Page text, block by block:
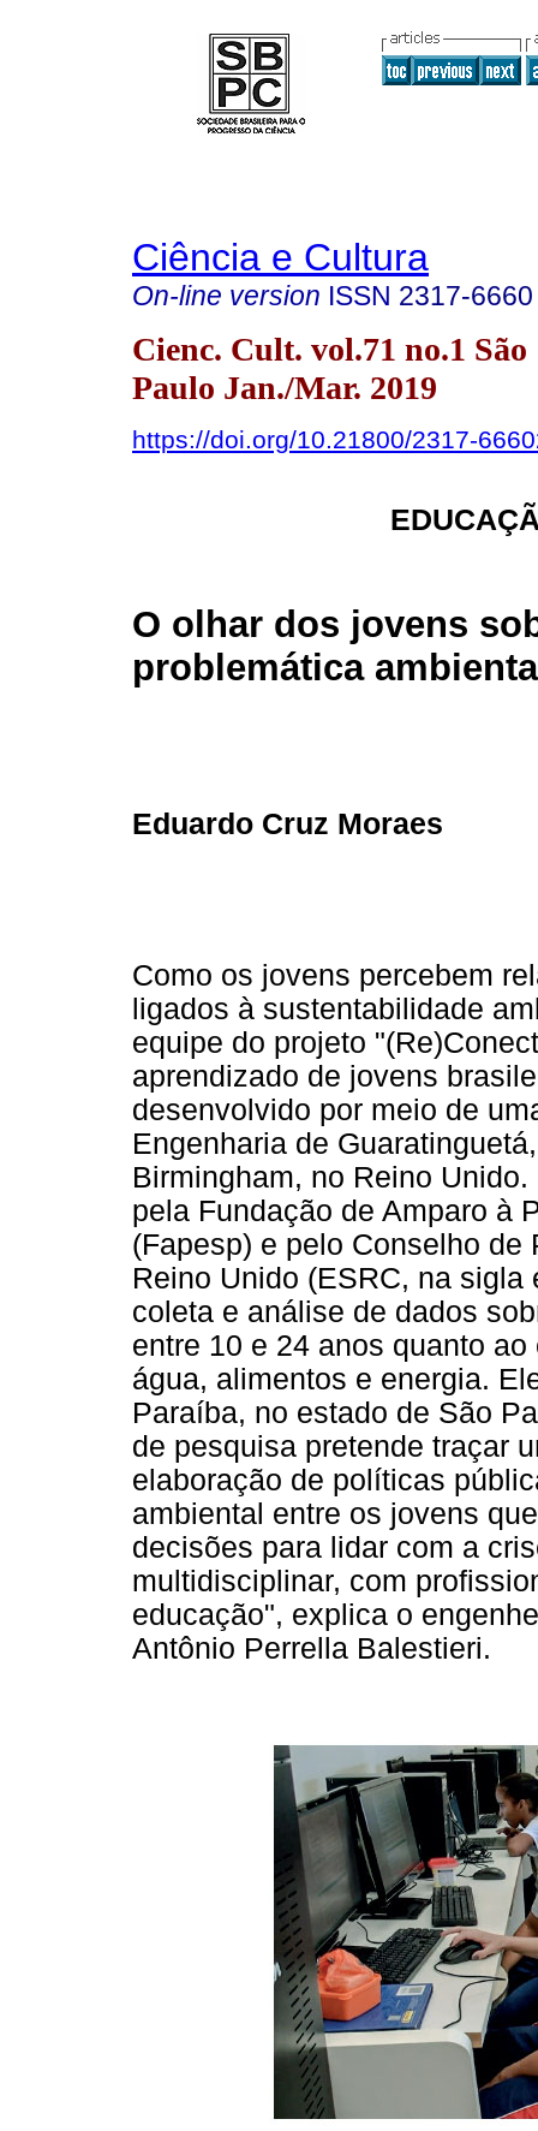
Ciência e Cultura
On-line version ISSN 2317-6660
Cienc. Cult. vol.71 no.1 São
Paulo Jan./Mar. 2019
https://doi.org/10.21800/2317-
O olhar dos jovens
problemática
Eduardo Cruz Moraes
Como os jovens percebem
ligados à sustentabilidade
equipe do projeto
aprendizado de jovens
desenvolvido por meio de
Engenharia de
Birmingham, no Reino
pela Fundação de Amparo à
(Fapesp) e pelo Conselho
Reino Unido (ESRC, na
coleta e análise de dados
entre 10 e 24 anos quanto
água, alimentos e energia.
Paraíba, no estado de São
de pesquisa pretende traçar
elaboração de políticas
ambiental entre os jovens
decisões para lidar com a
multidisciplinar, com
educação", explica o
Antônio Perrella Balestieri.